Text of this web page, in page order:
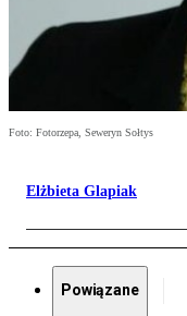
Foto: Fotorzepa, Seweryn Sołtys
Elżbieta Glapiak
Powiązane